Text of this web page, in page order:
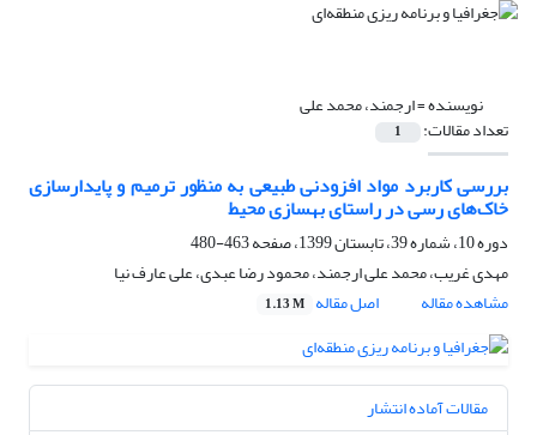
نویسنده =ارجمند، محمد علی
تعداد مقالات: 1
بررسی کاربرد مواد افزودنی طبیعی به منظور ترمیم و پایدارسازی
خاک‌های رسی در راستای بهسازی محیط
دوره 10، شماره 39، تابستان 1399، صفحه
463-480
مهدی غریب، محمد علی ارجمند، محمود رضا عبدی، علی عارف نیا
مشاهده مقاله
اصل مقاله 1.13 M
مقالات آماده انتشار